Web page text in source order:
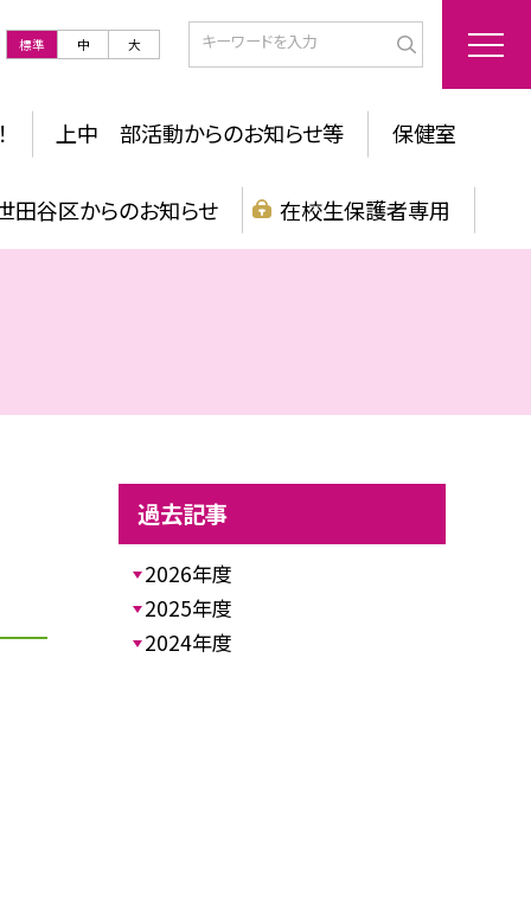
標準 中 大
上中 部活動からのお知らせ等 保健室
田谷区からのお知らせ 在校生保護者専用
過去記事
2026年度
2025年度
2024年度